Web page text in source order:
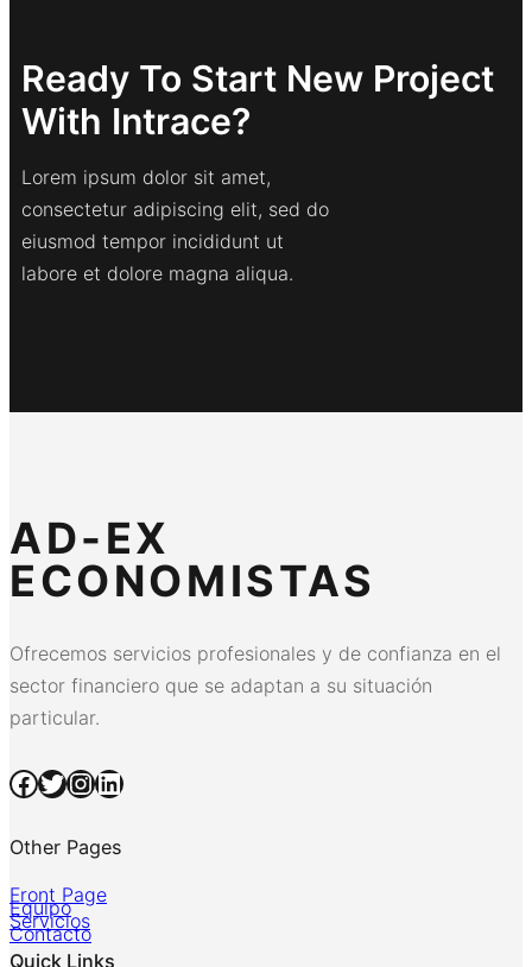
Ready To Start New Project
With Intrace?
Lorem ipsum dolor sit amet,
consectetur adipiscing elit, sed do
eiusmod tempor incididunt ut
labore et dolore magna aliqua.
AD-EX
ECONOMISTAS
Ofrecemos servicios profesionales y de confianza en el
sector financiero que se adaptan a su situación
particular.
Facebook Twitter InstagramLinkedIn
Other Pages
Front Page
Equipo
Servicios
Contacto
Quick Links